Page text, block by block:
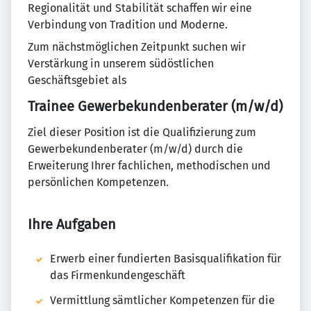
Regionalität und Stabilität schaffen wir eine
Verbindung von Tradition und Moderne.
Zum nächstmöglichen Zeitpunkt suchen wir
Verstärkung in unserem südöstlichen
Geschäftsgebiet als
Trainee Gewerbekundenberater (m/w/d)
Ziel dieser Position ist die Qualifizierung zum
Gewerbekundenberater (m/w/d) durch die
Erweiterung Ihrer fachlichen, methodischen und
persönlichen Kompetenzen.
Ihre Aufgaben
Erwerb einer fundierten Basisqualifikation für
das Firmenkundengeschäft
Vermittlung sämtlicher Kompetenzen für die